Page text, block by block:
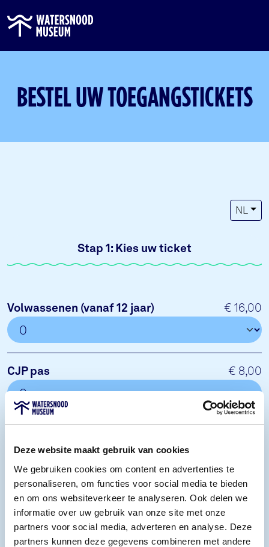
Deze website maakt gebruik van cookies
We gebruiken cookies om content en advertenties te
personaliseren, om functies voor social media te bieden
en om ons websiteverkeer te analyseren. Ook delen we
informatie over uw gebruik van onze site met onze
partners voor social media, adverteren en analyse. Deze
partners kunnen deze gegevens combineren met andere
BESTEL UW TOEGANGSTICKETS
NL
Stap 1: Kies uw ticket
Volwassenen (vanaf 12 jaar) € 16,00
CJP pas € 8,00
Kinderen tot en met 4 jaar Gratis